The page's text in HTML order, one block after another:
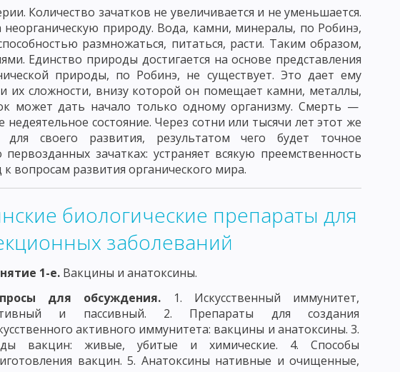
МЕХАНИЗМ СОЕДИНЕНИЯ АНТИГЕНА С АНТИТЕЛОМ
РЕАКЦИЯ АГГЛЮТИНАЦИИ
МЕТОД ФЛЮОРЕСЦИРУЮЩИХ АНТИТЕЛ
АЛЛЕРГИЧЕСКИЕ РЕАКЦИИ НЕМЕДЛЕННОГО ТИПА
КОНТАКТНЫЕ ДЕРМАТИТЫ ЛЕКАРСТВЕННАЯ АЛЛЕРГИЯ
ПАТОГЕННЫЕ КОККИ СТАФИЛОКОККИ СТРЕПТОКОККИ
ВОЗБУДИТЕЛИ БРЮШНОГО ТИФА И ПАРАТИФОВ А И В
СИНЕГНОЙНАЯ ПАЛОЧКА
ВОЗБУДИТЕЛЬ ЛЕПРЫ
ЧУМЫ
ГАНГРЕНЫ КЛОСТРИДИИ ПЕРФРИНГЕНС
ВОЗБУДИТЕЛЬ БОТУЛИЗМА ПАТОГЕННЫЕ СПИРОХЕТЫ
ВОЗБУДИТЕЛИ КЛЕЩЕВОГО ВОЗРАТНОГО ТИФА
Количество зачатков не увеличивается и не уменьшается.
неорганическую природу. Вода, камни, минералы, по Робинэ,
размножаться, питаться, расти. Таким образом,
Единство природы достигается на основе представления
природы, по Робинэ, не существует. Это дает ему
их сложности, внизу которой он помещает камни, металлы,
может дать начало только одному организму. Смерть —
состояние. Через сотни или тысячи лет этот же
своего развития, результатом чего будет точное
зачатках: устраняет всякую преемственность
вопросам развития органического мира.
биологические препараты для
заболеваний
1-е. Вакцины и анатоксины.
для обсуждения.
1. Искусственный иммунитет,
и пассивный. 2. Препараты для создания
активного иммунитета: вакцины и анатоксины. 3.
вакцин: живые, убитые и химические. 4. Способы
вакцин. 5. Анатоксины нативные и очищенные,